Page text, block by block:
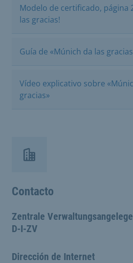
Modelo de certificado, página
las gracias!
Guía de «Múnich da las
Vídeo explicativo sobre
gracias»
Contacto
Zentrale
D-I-ZV
Dirección de Internet